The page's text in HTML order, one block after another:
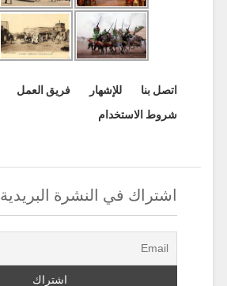
اتصل بنا للإشهار
فريق العمل
شروط الاستخدام
اشتراك في النشرة البريدية